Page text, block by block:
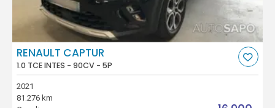
RENAULT CAPTUR
1.0 TCE INTES - 90CV - 5P
2021
81.276 km